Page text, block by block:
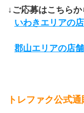
↓ご応募はこちらか
いわきエリアの
郡山エリアの店
トレファク公式